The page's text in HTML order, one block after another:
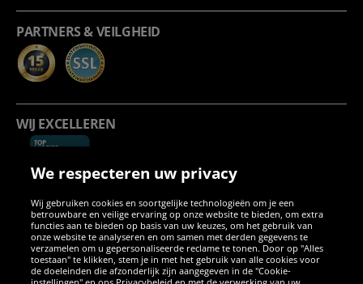
PARTNERS & VEILGHEID
WIJ EXCELLEREN
SOCIALE MEDIA
We respecteren uw privacy
Wij gebruiken cookies en soortgelijke technologieën om je een
betrouwbare en veilige ervaring op onze website te bieden, om extra
functies aan te bieden op basis van uw keuzes, om het gebruik van
onze website te analyseren en om samen met derden gegevens te
verzamelen om u gepersonaliseerde reclame te tonen. Door op "Alles
toestaan" te klikken, stem je in met het gebruik van alle cookies voor
de doeleinden die afzonderlijk zijn aangegeven in de "Cookie-